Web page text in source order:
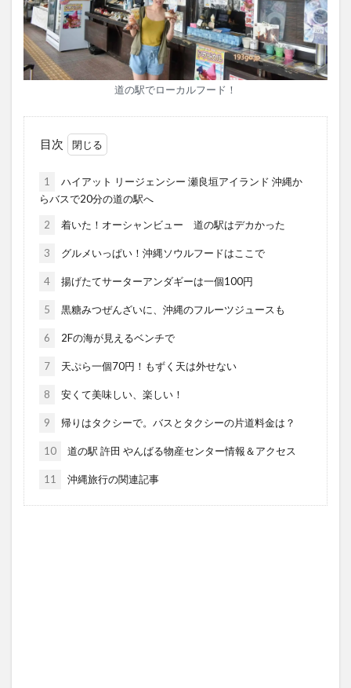
道の駅でローカルフード！
目次
1
ハイアット リージェンシー 瀬良垣アイランド 沖縄か
らバスで20分の道の駅へ
2 着いた！オーシャンビュー 道の駅はデカかった
3 グルメいっぱい！沖縄ソウルフードはここで
4 揚げたてサーターアンダギーは一個100円
5 黒糖みつぜんざいに、沖縄のフルーツジュースも
6 2Fの海が見えるベンチで
7 天ぷら一個70円！もずく天は外せない
8 安くて美味しい、楽しい！
9 帰りはタクシーで。バスとタクシーの片道料金は？
10 道の駅 許田 やんばる物産センター情報＆アクセス
11 沖縄旅行の関連記事